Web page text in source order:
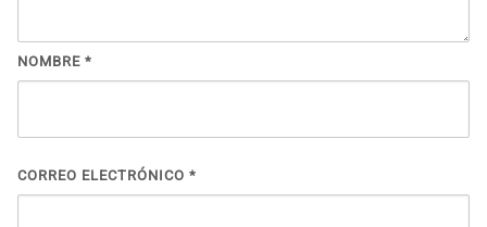
NOMBRE *
CORREO ELECTRÓNICO *